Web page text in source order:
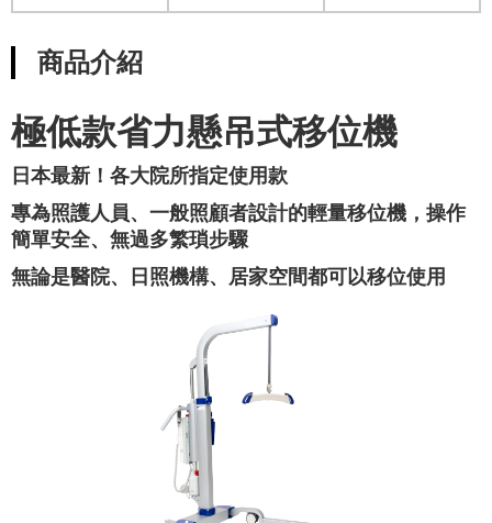
商品介紹
極低款省力懸吊式移位機
日本最新！各大院所指定使用款
專為照護人員、一般照顧者設計的輕量移位機，操作
簡單安全、無過多繁瑣步驟
無論是醫院、日照機構、居家空間都可以移位使用